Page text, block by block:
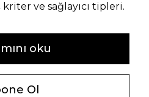
ve sağlayıcı tipleri.
oku
Ol